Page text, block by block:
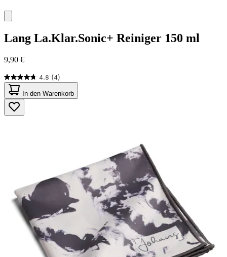
Lang La.Klar.Sonic+ Reiniger 150 ml
9,90 €
4.8 (4)
4.8
von
5
Sternen.
4
In den Warenkorb